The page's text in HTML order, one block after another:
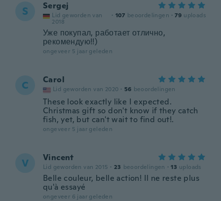
S Sergej
Lid geworden van
2018
· 107 beoordelingen · 79 uploads
Уже покупал, работает отлично,
рекомендую!!)
ongeveer 5 jaar geleden
C Carol
Lid geworden van 2020 · 56 beoordelingen
These look exactly like I expected.
Christmas gift so don't know if they catch
fish, yet, but can't wait to find out!.
ongeveer 5 jaar geleden
V Vincent
Lid geworden van 2015 · 23 beoordelingen · 13 uploads
Belle couleur, belle action! Il ne reste plus
qu'à essayé
ongeveer 6 jaar geleden